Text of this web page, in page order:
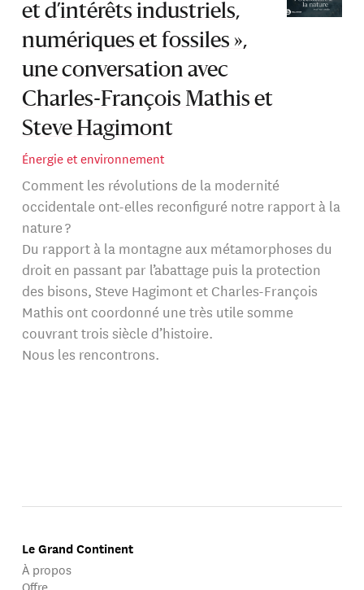
et d’intérêts industriels,
numériques et fossiles »,
une conversation avec
Charles-François Mathis et
Steve Hagimont
Énergie et environnement
Comment les révolutions de la modernité
occidentale ont-elles reconfiguré notre rapport à la
nature ?
Du rapport à la montagne aux métamorphoses du
droit en passant par l’abattage puis la protection
des bisons, Steve Hagimont et Charles-François
Mathis ont coordonné une très utile somme
couvrant trois siècle d’histoire.
Nous les rencontrons.
Le Grand Continent
À propos